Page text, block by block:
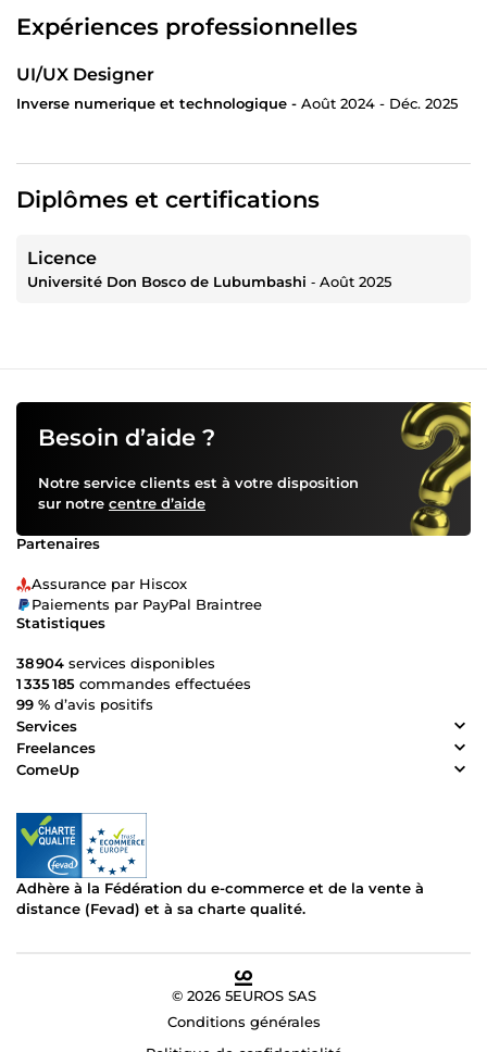
Expériences professionnelles
UI/UX Designer
Inverse numerique et technologique - Août 2024 - Déc. 2025
Diplômes et certifications
Licence
Université Don Bosco de Lubumbashi ‐ Août 2025
Besoin d’aide ?
Notre service clients est à votre disposition
sur notre centre d’aide
Partenaires
Assurance par Hiscox
Paiements par PayPal Braintree
Statistiques
38 904 services disponibles
1 335 185 commandes effectuées
99 % d’avis positifs
Services
Freelances
ComeUp
Adhère à la Fédération du e-commerce et de la vente à
distance (Fevad) et à sa charte qualité.
© 2026 5EUROS SAS
Conditions générales